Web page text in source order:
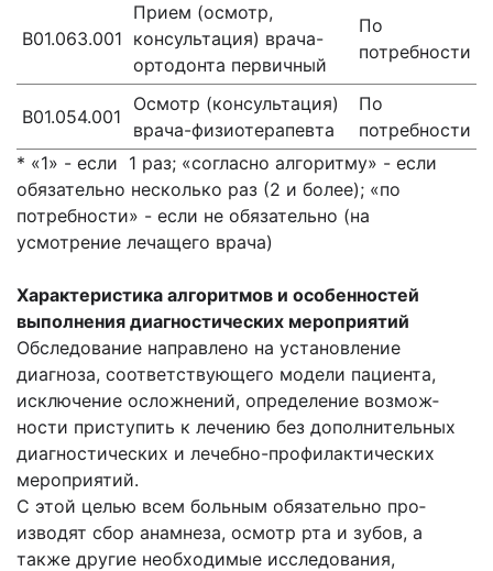
B01.063.001
Прием (осмотр,
консультация) врача-
ортодонта первичный
По
потребности
B01.054.001
Осмотр (консультация)
врача-физиотерапевта
По
потребности
* «1» - если 1 раз; «согласно алгоритму» - если
обязательно несколько раз (2 и более); «по
потребности» - если не обязательно (на
усмотрение лечащего врача)
Характеристика алгоритмов и особенностей
выполнения диагностических мероприятий
Обследование направлено на установление
диагноза, соответствующего модели пациента,
исключение осложнений, определение возмож­
ности приступить к лечению без дополнитель­ных
диагностических и лечебно-профилактиче­ских
мероприятий.
С этой целью всем больным обязательно про­
изводят сбор анамнеза, осмотр рта и зу­бов, а
также другие необходимые исследования,